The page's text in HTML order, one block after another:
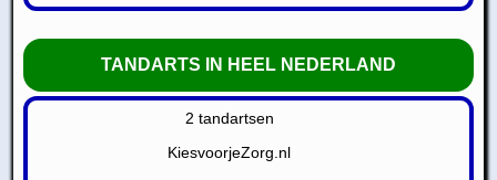
TANDARTS IN HEEL NEDERLAND
2 tandartsen
KiesvoorjeZorg.nl